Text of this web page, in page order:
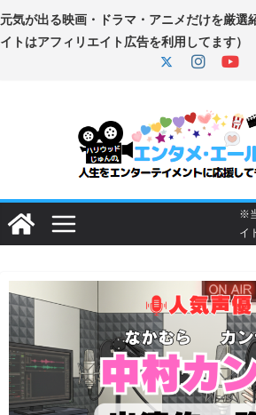
コ
ン
プ